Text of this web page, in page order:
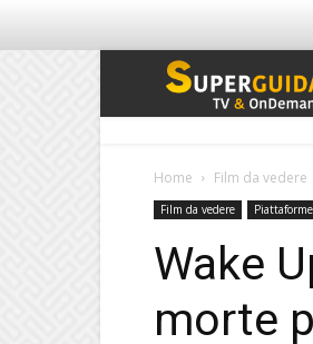
Home Film da vedere
Film da vedere
Wake
morte